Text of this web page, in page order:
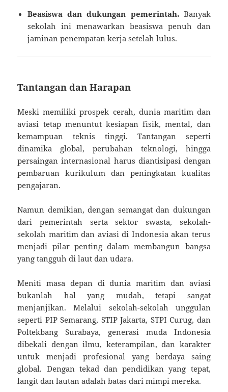
Beasiswa dan dukungan pemerintah.Banyak
sekolah ini menawarkan beasiswa penuh dan
jaminan penempatan kerja setelah lulus.
Tantangan dan Harapan
Meski memiliki prospek cerah, dunia maritim dan
aviasi tetap menuntut kesiapan fisik, mental, dan
kemampuan teknis tinggi. Tantangan seperti
dinamika global, perubahan teknologi, hingga
persaingan internasional harus diantisipasi dengan
pembaruan kurikulum dan peningkatan kualitas
pengajaran.
Namun demikian, dengan semangat dan dukungan
dari pemerintah serta sektor swasta, sekolah-
sekolah maritim dan aviasi di Indonesia akan terus
menjadi pilar penting dalam membangun bangsa
yang tangguh di laut dan udara.
Meniti masa depan di dunia maritim dan aviasi
bukanlah hal yang mudah, tetapi sangat
menjanjikan. Melalui sekolah-sekolah unggulan
seperti PIP Semarang, STIP Jakarta, STPI Curug, dan
Poltekbang Surabaya, generasi muda Indonesia
dibekali dengan ilmu, keterampilan, dan karakter
untuk menjadi profesional yang berdaya saing
global. Dengan tekad dan pendidikan yang tepat,
langit dan lautan adalah batas dari mimpi mereka.